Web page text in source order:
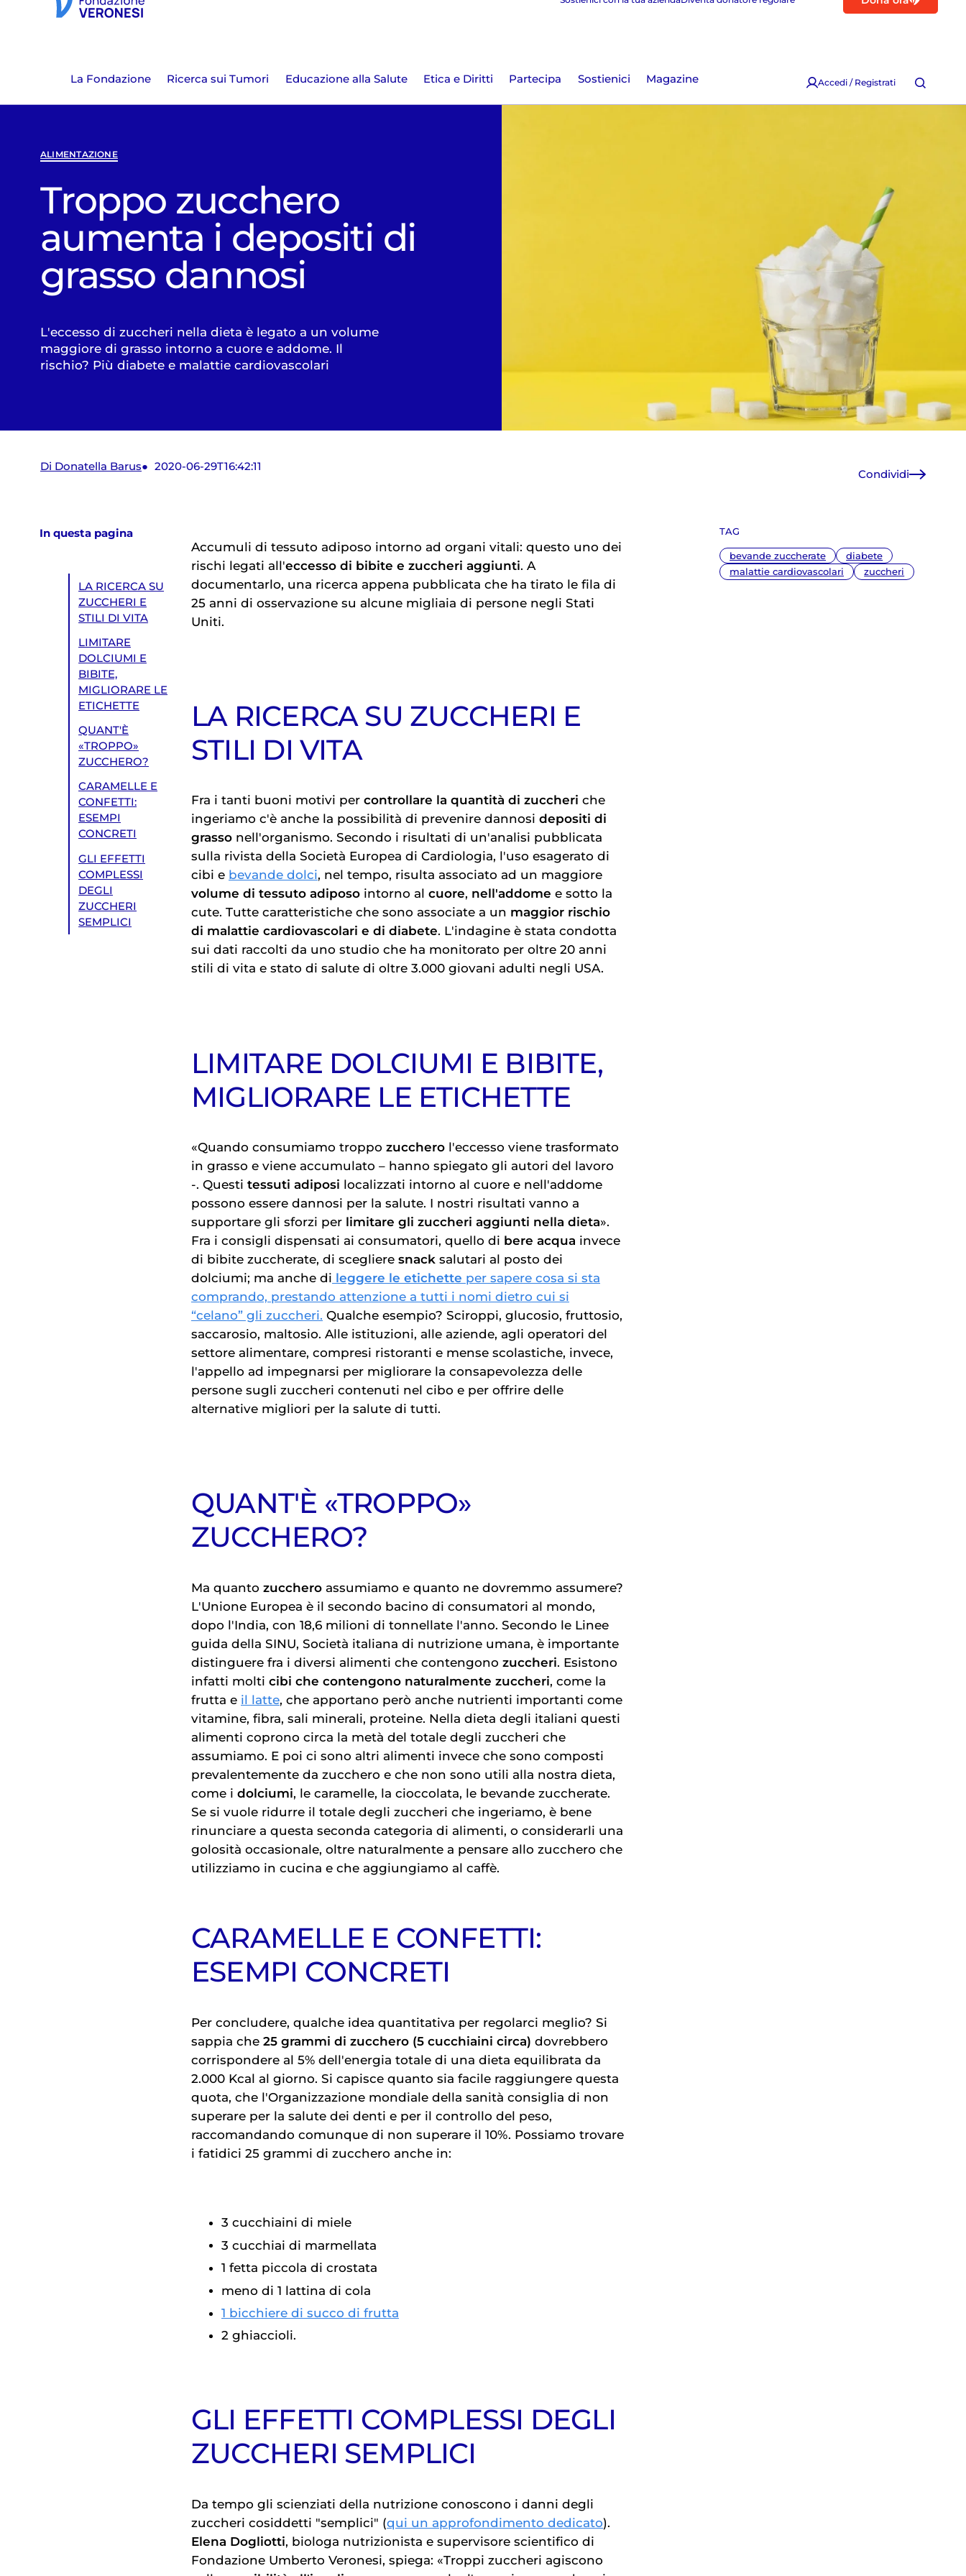
La Fondazione Ricerca sui Tumori Educazione alla Salute Etica e Diritti Partecipa Sostienici Magazine Accedi / Registrati
ALIMENTAZIONE
Troppo zucchero
aumenta i depositi di
grasso dannosi
L'eccesso di zuccheri nella dieta è legato a un volume
maggiore di grasso intorno a cuore e addome. Il
rischio? Più diabete e malattie cardiovascolari
Di Donatella Barus 2020-06-29T16:42:11
Condividi
E-Mail
Copia link
In questa pagina
LA RICERCA SU
ZUCCHERI E
STILI DI VITA
LIMITARE
DOLCIUMI E
BIBITE,
MIGLIORARE LE
ETICHETTE
QUANT'È
«TROPPO»
ZUCCHERO?
CARAMELLE E
CONFETTI:
ESEMPI
CONCRETI
GLI EFFETTI
COMPLESSI
DEGLI
ZUCCHERI
SEMPLICI
TAG
bevande zuccherate
diabete
malattie cardiovascolari
zuccheri
Accumuli di tessuto adiposo intorno ad organi vitali: questo uno dei
rischi legati all'eccesso di bibite e zuccheri aggiunti. A
documentarlo, una ricerca appena pubblicata che ha tirato le fila di
25 anni di osservazione su alcune migliaia di persone negli Stati
Uniti.
LA RICERCA SU ZUCCHERI E
STILI DI VITA
Fra i tanti buoni motivi per controllare la quantità di zuccheri che
ingeriamo c'è anche la possibilità di prevenire dannosi depositi di
grasso nell'organismo. Secondo i risultati di un'analisi pubblicata
sulla rivista della Società Europea di Cardiologia, l'uso esagerato di
cibi e bevande dolci, nel tempo, risulta associato ad un maggiore
volume di tessuto adiposo intorno al cuore, nell'addome e sotto la
cute. Tutte caratteristiche che sono associate a un maggior rischio
di malattie cardiovascolari e di diabete. L'indagine è stata condotta
sui dati raccolti da uno studio che ha monitorato per oltre 20 anni
stili di vita e stato di salute di oltre 3.000 giovani adulti negli USA.
LIMITARE DOLCIUMI E BIBITE,
MIGLIORARE LE ETICHETTE
«Quando consumiamo troppo zucchero l'eccesso viene trasformato
in grasso e viene accumulato – hanno spiegato gli autori del lavoro
-. Questi tessuti adiposi localizzati intorno al cuore e nell'addome
possono essere dannosi per la salute. I nostri risultati vanno a
supportare gli sforzi per limitare gli zuccheri aggiunti nella dieta».
Fra i consigli dispensati ai consumatori, quello di bere acqua invece
di bibite zuccherate, di scegliere snack salutari al posto dei
dolciumi; ma anche di leggere le etichette per sapere cosa si sta
comprando, prestando attenzione a tutti i nomi dietro cui si
“celano” gli zuccheri. Qualche esempio? Sciroppi, glucosio, fruttosio,
saccarosio, maltosio. Alle istituzioni, alle aziende, agli operatori del
settore alimentare, compresi ristoranti e mense scolastiche, invece,
l'appello ad impegnarsi per migliorare la consapevolezza delle
persone sugli zuccheri contenuti nel cibo e per offrire delle
alternative migliori per la salute di tutti.
QUANT'È «TROPPO»
ZUCCHERO?
Ma quanto zucchero assumiamo e quanto ne dovremmo assumere?
L'Unione Europea è il secondo bacino di consumatori al mondo,
dopo l'India, con 18,6 milioni di tonnellate l'anno. Secondo le Linee
guida della SINU, Società italiana di nutrizione umana, è importante
distinguere fra i diversi alimenti che contengono zuccheri. Esistono
infatti molti cibi che contengono naturalmente zuccheri, come la
frutta e il latte, che apportano però anche nutrienti importanti come
vitamine, fibra, sali minerali, proteine. Nella dieta degli italiani questi
alimenti coprono circa la metà del totale degli zuccheri che
assumiamo. E poi ci sono altri alimenti invece che sono composti
prevalentemente da zucchero e che non sono utili alla nostra dieta,
come i dolciumi, le caramelle, la cioccolata, le bevande zuccherate.
Se si vuole ridurre il totale degli zuccheri che ingeriamo, è bene
rinunciare a questa seconda categoria di alimenti, o considerarli una
golosità occasionale, oltre naturalmente a pensare allo zucchero che
utilizziamo in cucina e che aggiungiamo al caffè.
CARAMELLE E CONFETTI:
ESEMPI CONCRETI
Per concludere, qualche idea quantitativa per regolarci meglio? Si
sappia che 25 grammi di zucchero (5 cucchiaini circa) dovrebbero
corrispondere al 5% dell'energia totale di una dieta equilibrata da
2.000 Kcal al giorno. Si capisce quanto sia facile raggiungere questa
quota, che l'Organizzazione mondiale della sanità consiglia di non
superare per la salute dei denti e per il controllo del peso,
raccomandando comunque di non superare il 10%. Possiamo trovare
i fatidici 25 grammi di zucchero anche in:
3 cucchiaini di miele
3 cucchiai di marmellata
1 fetta piccola di crostata
meno di 1 lattina di cola
1 bicchiere di succo di frutta
2 ghiaccioli.
GLI EFFETTI COMPLESSI DEGLI
ZUCCHERI SEMPLICI
Da tempo gli scienziati della nutrizione conoscono i danni degli
zuccheri cosiddetti "semplici" (qui un approfondimento dedicato).
Elena Dogliotti, biologa nutrizionista e supervisore scientifico di
Fondazione Umberto Veronesi, spiega: «Troppi zuccheri agiscono